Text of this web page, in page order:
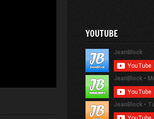
YOUTUBE